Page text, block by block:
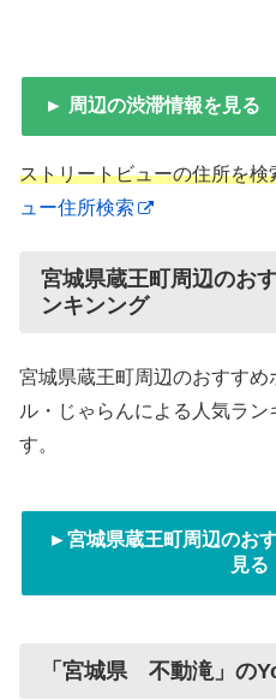
► 周辺の渋滞情報を見る
ストリートビューの住所を検
ュー住所検索
宮城県蔵王町周辺のお
ンキンング
宮城県蔵王町周辺のおすす
ル・じゃらんによる人気ラ
す。
►宮城県蔵王町周辺のお
見る
「宮城県 不動滝」の